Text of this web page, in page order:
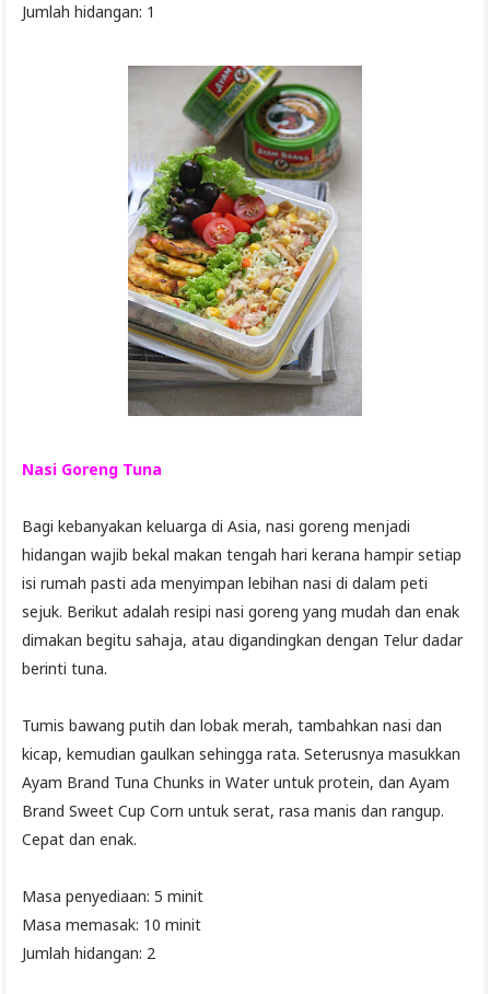
Jumlah hidangan: 1
Nasi Goreng Tuna
Bagi kebanyakan keluarga di Asia, nasi goreng menjadi
hidangan wajib bekal makan tengah hari kerana hampir setiap
isi rumah pasti ada menyimpan lebihan nasi di dalam peti
sejuk. Berikut adalah resipi nasi goreng yang mudah dan enak
dimakan begitu sahaja, atau digandingkan dengan Telur dadar
berinti tuna.
Tumis bawang putih dan lobak merah, tambahkan nasi dan
kicap, kemudian gaulkan sehingga rata. Seterusnya masukkan
Ayam Brand Tuna Chunks in Water untuk protein, dan Ayam
Brand Sweet Cup Corn untuk serat, rasa manis dan rangup.
Cepat dan enak.
Masa penyediaan: 5 minit
Masa memasak: 10 minit
Jumlah hidangan: 2